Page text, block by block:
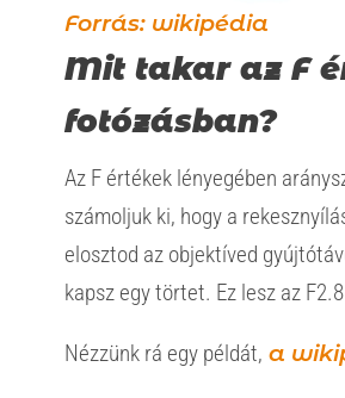
Forrás: wikipédia
Mit takar az F
fotózásban?
Az F értékek lényegében
számoljuk ki, hogy a
elosztod az objektíved
kapsz egy törtet. Ez lesz az
Nézzünk rá egy példát, a